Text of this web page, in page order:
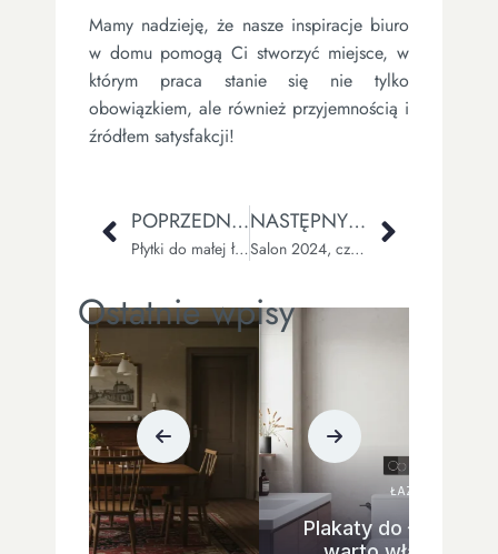
Mamy nadzieję, że nasze inspiracje biuro
w domu pomogą Ci stworzyć miejsce, w
którym praca stanie się nie tylko
obowiązkiem, ale również przyjemnością i
źródłem satysfakcji!
POPRZEDNI WPIS
Płytki do małej łazienki – inspiracje kolorów, wzorów i technik układania
NASTĘPNY WPIS
Salon 2024, czyli 7 trendów wnętrzarskich na nadchodzący rok
Ostatnie wpisy
ŁAZIENKA
Plakaty do łazienki – czy
warto włączać je do
aranżacji?